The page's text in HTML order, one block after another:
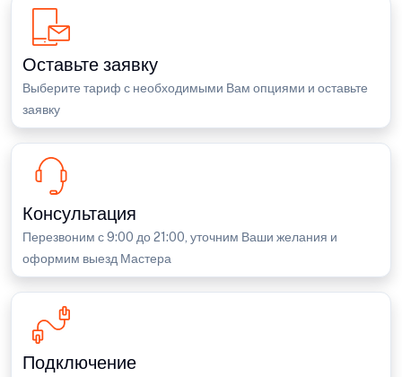
Оставьте заявку
Выберите тариф с необходимыми Вам опциями и оставьте
заявку
Консультация
Перезвоним с 9:00 до 21:00, уточним Ваши желания и
оформим выезд Мастера
Подключение